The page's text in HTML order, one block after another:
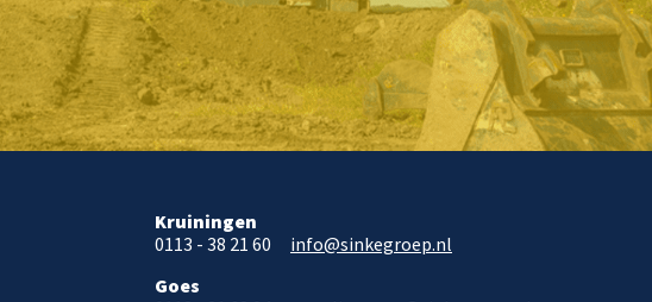
Kruiningen
0113 - 38 21 60
info@sinkegroep.nl
Goes